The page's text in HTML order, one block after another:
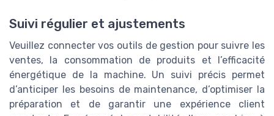
Suivi régulier et ajustements
Veuillez connecter vos outils de gestion pour suivre les
ventes, la consommation de produits et l’efficacité
énergétique de la machine. Un suivi précis permet
d’anticiper les besoins de maintenance, d’optimiser la
préparation et de garantir une expérience client